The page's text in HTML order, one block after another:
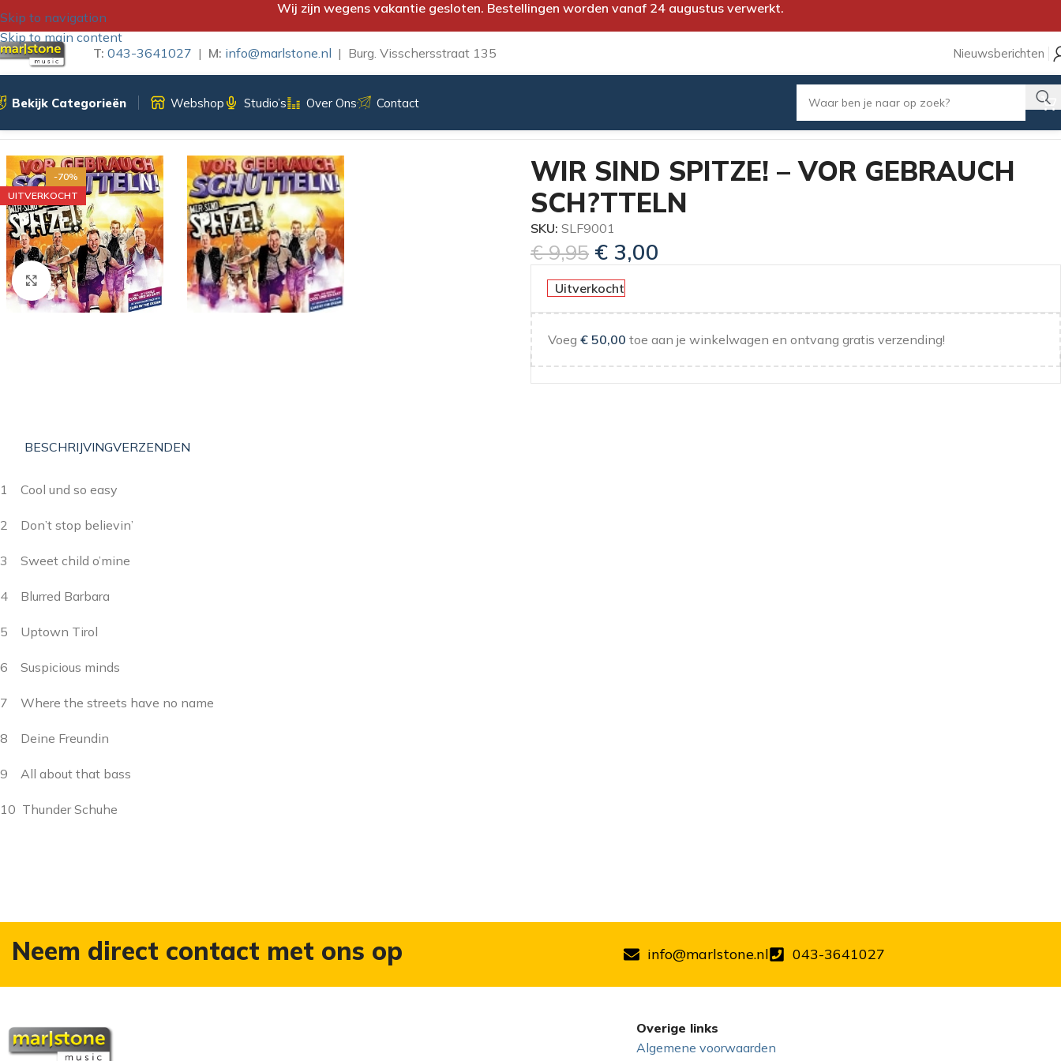
Skip to navigation
Skip to main content
Wij zijn wegens vakantie gesloten. Bestellingen worden vanaf 24 augustus verwerkt.
T: 043-3641027 | M: info@marlstone.nl | Burg. Visschersstraat 135 Nieuwsberichten
Bekijk Categorieën Webshop Studio’s Over Ons Contact
-70%
UITVERKOCHT
Klik om te vergroten
WIR SIND SPITZE! – VOR GEBRAUCH
SCH?TTELN
SKU: SLF9001
€9,95 € 3,00
Uitverkocht
Voeg € 50,00 toe aan je winkelwagen en ontvang gratis verzending!
BESCHRIJVINGVERZENDEN
1 Cool und so easy
2 Don’t stop believin’
3 Sweet child o’mine
4 Blurred Barbara
5 Uptown Tirol
6 Suspicious minds
7 Where the streets have no name
8 Deine Freundin
9 All about that bass
10 Thunder Schuhe
Neem direct contact met ons op info@marlstone.nl 043-3641027
Overige links
Algemene voorwaarden